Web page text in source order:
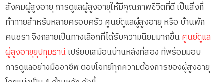
สังคมผู้สูงอายุ การดูแลผู้สูงอายุให้มีคุณภาพชีวิตที่ดี เป็นสิ่งที่
ท้าทายสำหรับหลายครอบครัว ศูนย์ดูแลผู้สูงอายุ หรือ บ้านพัก
คนชรา จึงกลายเป็นทางเลือกที่ได้รับความนิยมมากขึ้นศูนย์ดูแล
ผู้สูงอายุยุปทุมธานีเปรียบเสมือนบ้านหลังที่สอง ที่พร้อมมอบ
การดูแลอย่างมืออาชีพ ตอบโจทย์ทุกความต้องการของผู้สูงอายุ